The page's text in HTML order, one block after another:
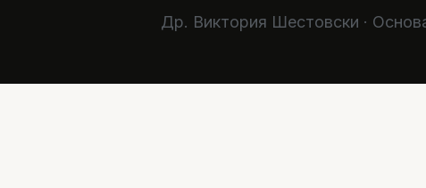
Др. Виктория Шестовски ·